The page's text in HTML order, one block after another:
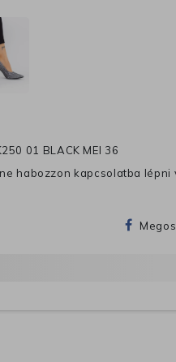
01 BLACK MEI 36
habozzon kapcsolatba lépni